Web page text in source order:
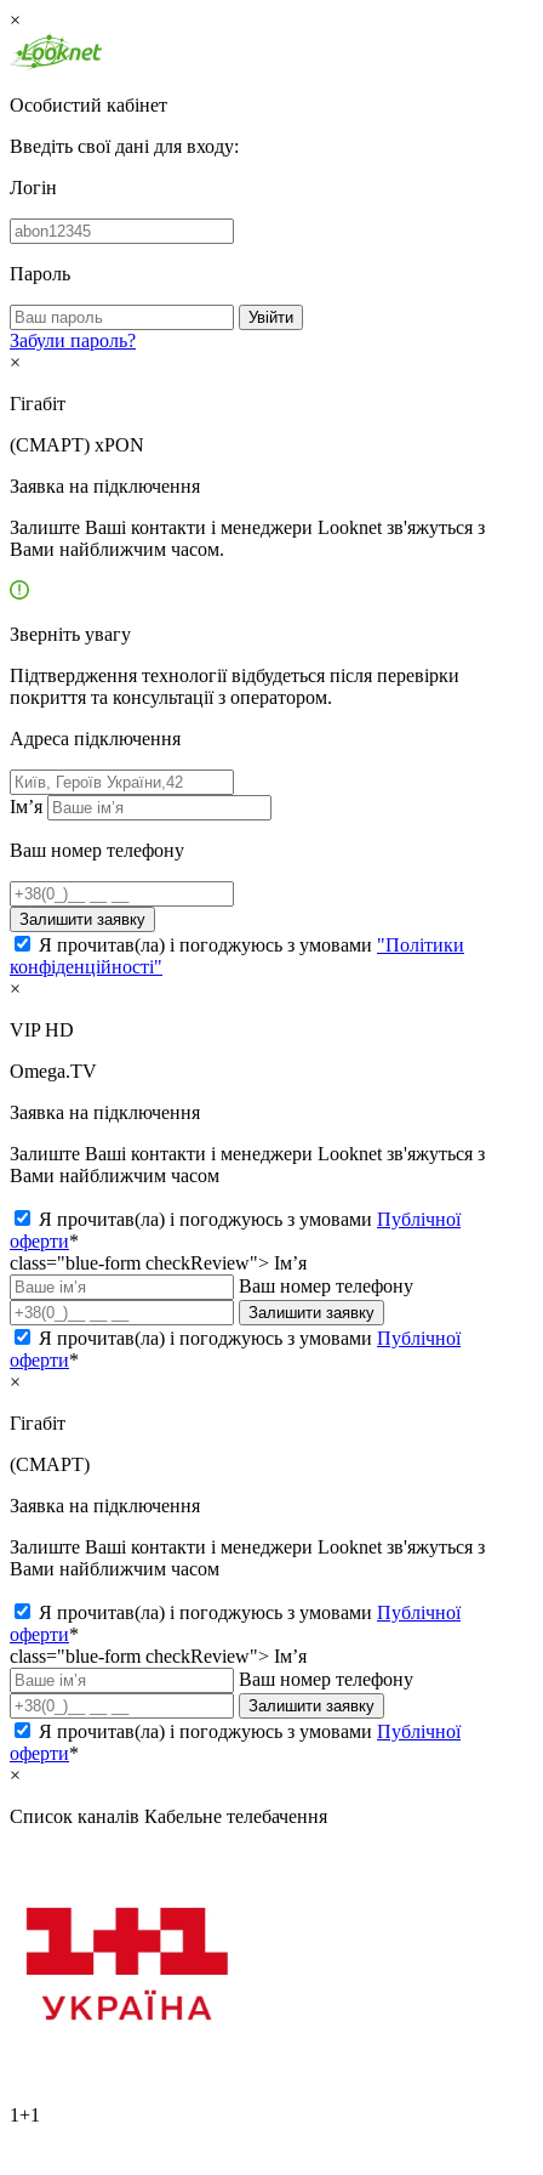
×
Особистий кабінет
Введіть свої дані для входу:
Логін
Пароль
Увійти
Забули пароль?
×
Гігабіт
(СМАРТ) xPON
Заявка на підключення
Залиште Ваші контакти і менеджери Looknet зв'яжуться з
Вами найближчим часом.
Зверніть увагу
Підтвердження технології відбудеться після перевірки
покриття та консультації з оператором.
Адресa підключення
Ім’я
Ваш номер телефону
Залишити заявку
Я прочитав(ла) і погоджуюсь з умовами "Політики
конфіденційності"
×
VIP HD
Omega.TV
Заявка на підключення
Залиште Ваші контакти і менеджери Looknet зв'яжуться з
Вами найближчим часом
Я прочитав(ла) і погоджуюсь з умовами Публічної
оферти*
class="blue-form checkReview"> Ім’я
Ваш номер телефону
Залишити заявку
Я прочитав(ла) і погоджуюсь з умовами Публічної
оферти*
×
Гігабіт
(СМАРТ)
Заявка на підключення
Залиште Ваші контакти і менеджери Looknet зв'яжуться з
Вами найближчим часом
Я прочитав(ла) і погоджуюсь з умовами Публічної
оферти*
class="blue-form checkReview"> Ім’я
Ваш номер телефону
Залишити заявку
Я прочитав(ла) і погоджуюсь з умовами Публічної
оферти*
×
Список каналів Кабельне телебачення
1+1